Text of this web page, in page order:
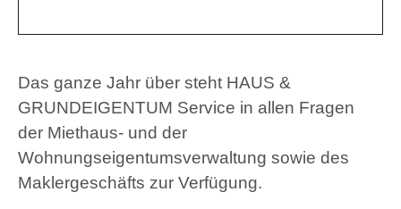
Das ganze Jahr über steht HAUS &
GRUNDEIGENTUM Service in allen Fragen
der Miethaus- und der
Wohnungseigentumsverwaltung sowie des
Maklergeschäfts zur Verfügung.